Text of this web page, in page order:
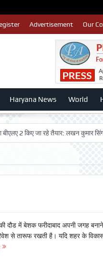
Advertisement Our
Haryana News World
किए जा रहे तैयार: लखन कुमार सिंगला
की दौड में बेशक फरीदाबाद अपनी जगह
से तारूफ रखती है। यदि शहर के